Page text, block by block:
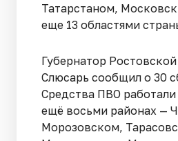
Татарстаном,
еще 13 областями
Губернатор
Слюсарь сообщил о 30
Средства ПВО работали
ещё восьми районах —
Морозовском,